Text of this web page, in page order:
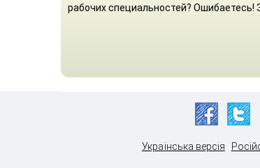
рабочих специальностей?
Українська версія